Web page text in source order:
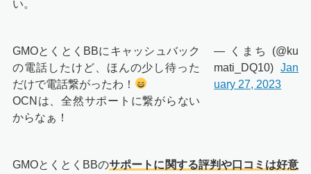
い。
GMOとくとくBBにキャッシュバック
の電話したけど、ほんの少し待った
だけで電話繋がったわ！
OCNは、全然サポートに繋がらない
からなぁ！
— くまち (@ku
mati_DQ10) Jan
uary 27, 2023
GMOとくとくBBのサポートに関する評判や口コミは好意